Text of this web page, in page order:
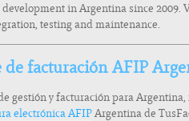
in Argentina since 2009.
testing and maintenance.
de facturación AFIP
gestión y facturación para
electrónica AFIPArgentina de